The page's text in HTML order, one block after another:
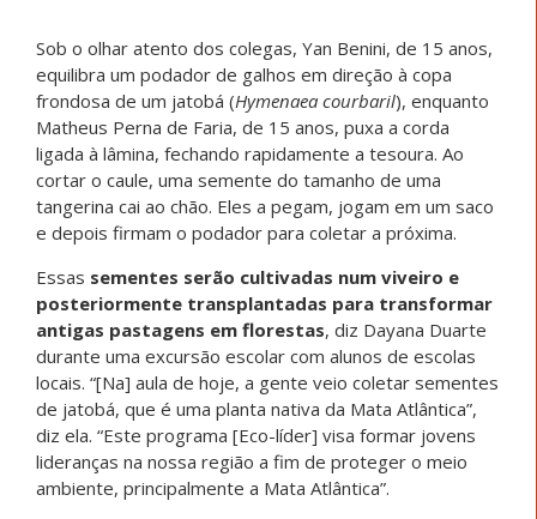
Sob o olhar atento dos colegas, Yan Benini, de 15 anos,
equilibra um podador de galhos em direção à copa
frondosa de um jatobá (Hymenaea courbaril), enquanto
Matheus Perna de Faria, de 15 anos, puxa a corda
ligada à lâmina, fechando rapidamente a tesoura. Ao
cortar o caule, uma semente do tamanho de uma
tangerina cai ao chão. Eles a pegam, jogam em um saco
e depois firmam o podador para coletar a próxima.
Essas sementes serão cultivadas num viveiro e
posteriormente transplantadas para transformar
antigas pastagens em florestas, diz Dayana Duarte
durante uma excursão escolar com alunos de escolas
locais. “[Na] aula de hoje, a gente veio coletar sementes
de jatobá, que é uma planta nativa da Mata Atlântica”,
diz ela. “Este programa [Eco-líder] visa formar jovens
lideranças na nossa região a fim de proteger o meio
ambiente, principalmente a Mata Atlântica”.